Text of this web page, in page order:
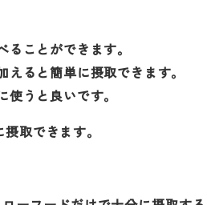
ることができます。
えると簡単に摂取できます。
使うと良いです。
取できます。